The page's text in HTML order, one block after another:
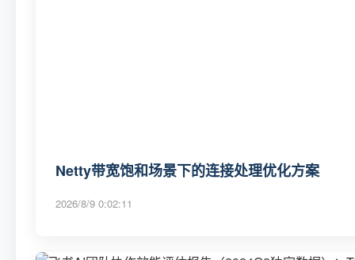
Netty带宽饱和场景下的连接处理优化方案
2026/8/9 0:02:11